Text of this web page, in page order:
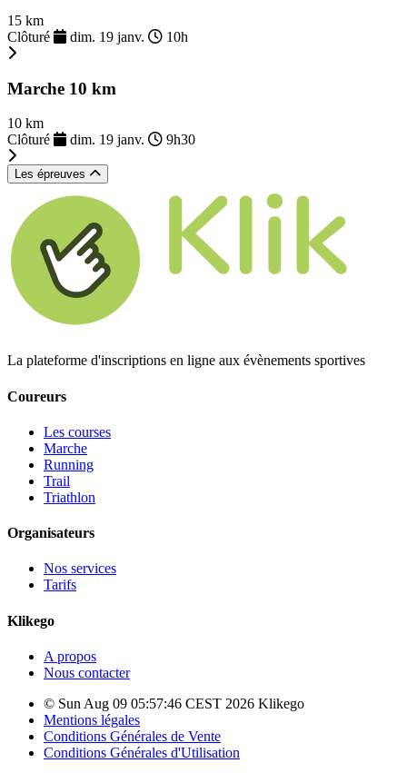
15 km
Clôturé
dim. 19 janv. 10h
Marche 10 km
10 km
Clôturé
dim. 19 janv. 9h30
Les épreuves
La plateforme d'inscriptions en ligne aux évènements sportives
Coureurs
Les courses
Marche
Running
Trail
Triathlon
Organisateurs
Nos services
Tarifs
Klikego
A propos
Nous contacter
© Sun Aug 09 05:57:46 CEST 2026 Klikego
Mentions légales
Conditions Générales de Vente
Conditions Générales d'Utilisation